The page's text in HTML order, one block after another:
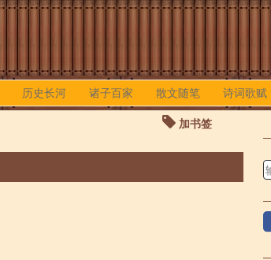
历史长河 诸子百家 散文随笔 诗词歌赋
加书签